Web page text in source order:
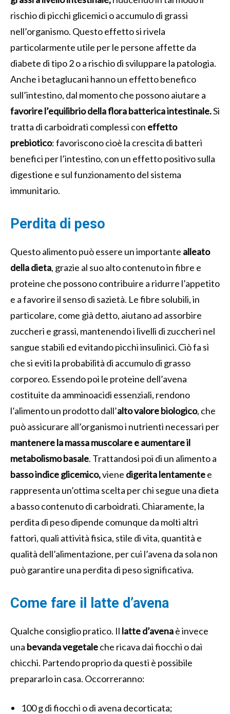
rischio di picchi glicemici o accumulo di grassi
nell’organismo. Questo effetto si rivela
particolarmente utile per le persone affette da
diabete di tipo 2 o a rischio di sviluppare la patologia.
Anche i betaglucani hanno un effetto benefico
sull’intestino, dal momento che possono aiutare a
favorire l’equilibrio della flora batterica intestinale.Si
tratta di carboidrati complessi con effetto
prebiotico: favoriscono cioè la crescita di batteri
benefici per l’intestino, con un effetto positivo sulla
digestione e sul funzionamento del sistema
immunitario.
Perdita di peso
Questo alimento può essere un importante alleato
della dieta, grazie al suo alto contenuto in fibre e
proteine che possono contribuire a ridurre l’appetito
e a favorire il senso di sazietà. Le fibre solubili, in
particolare, come già detto, aiutano ad assorbire
zuccheri e grassi, mantenendo i livelli di zuccheri nel
sangue stabili ed evitando picchi insulinici. Ciò fa sì
che si eviti la probabilità di accumulo di grasso
corporeo. Essendo poi le proteine dell’avena
costituite da amminoacidi essenziali, rendono
l’alimento un prodotto dall’alto valore biologico, che
può assicurare all’organismo i nutrienti necessari per
mantenere la massa muscolare e aumentare il
metabolismo basale. Trattandosi poi di un alimento a
basso indice glicemico,viene digerita lentamentee
rappresenta un’ottima scelta per chi segue una dieta
a basso contenuto di carboidrati. Chiaramente, la
perdita di peso dipende comunque da molti altri
fattori, quali attività fisica, stile di vita, quantità e
qualità dell’alimentazione, per cui l’avena da sola non
può garantire una perdita di peso significativa.
Come fare il latte d’avena
Qualche consiglio pratico. Il latte d’avenaè invece
una bevanda vegetaleche ricava dai fiocchi o dai
chicchi. Partendo proprio da questi è possibile
prepararlo in casa. Occorreranno:
100 g di fiocchi o di avena decorticata;